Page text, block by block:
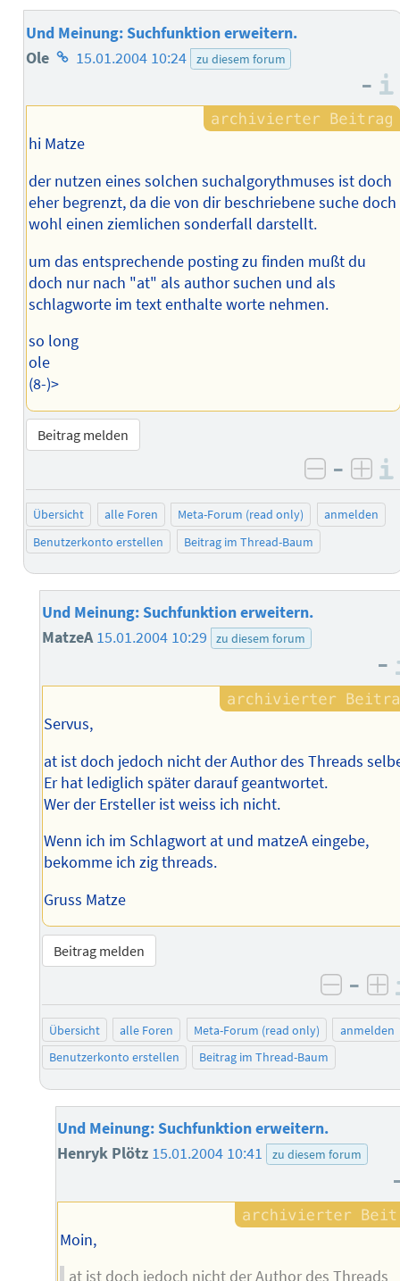
Und Meinung: Suchfunktion erweitern.
Ole Homepage
Autors
15.01.2004 10:24 zu diesem forum
–
hi Matze
der nutzen eines solchen suchalgorythmuses ist doch
eher begrenzt, da die von dir beschriebene suche doch
wohl einen ziemlichen sonderfall darstellt.
um das entsprechende posting zu finden mußt du
doch nur nach "at" als author suchen und als
schlagworte im text enthalte worte nehmen.
so long
ole
(8-)>
Beitrag melden
negativ
–
Übersicht alle Foren Meta-Forum (read only)
anmelden
Benutzerkonto erstellen
Beitrag im Thread-Baum
Und Meinung: Suchfunktion erweitern.
MatzeA15.01.2004 10:29 zu diesem forum
–
Servus,
at ist doch jedoch nicht der Author des Threads
Er hat lediglich später darauf geantwortet.
Wer der Ersteller ist weiss ich nicht.
Wenn ich im Schlagwort at und matzeA eingebe,
bekomme ich zig threads.
Gruss Matze
Beitrag melden
–
Übersicht alle Foren Meta-Forum (read only)
anmelden
Benutzerkonto erstellen
Beitrag im Thread-Baum
Und Meinung: Suchfunktion erweitern.
Henryk Plötz 15.01.2004 10:41 zu diesem forum
Moin,
at ist doch jedoch nicht der Author des Threads